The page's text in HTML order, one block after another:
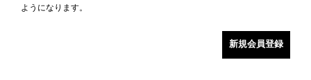
ようになります。